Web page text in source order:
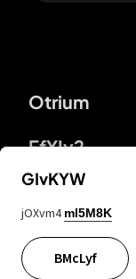
Otrium
FfYIy2
ZbBJcb
GIvKYW
jOXvm4 mI5M8K
BMcLyf